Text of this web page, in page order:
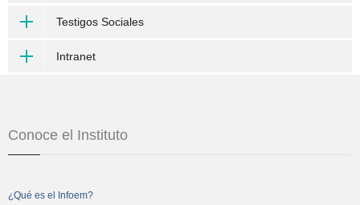
Testigos Sociales
Intranet
Conoce el Instituto
¿Qué es el Infoem?